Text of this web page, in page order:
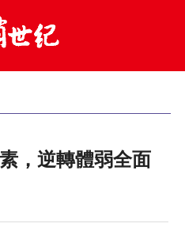
，逆轉體弱全面